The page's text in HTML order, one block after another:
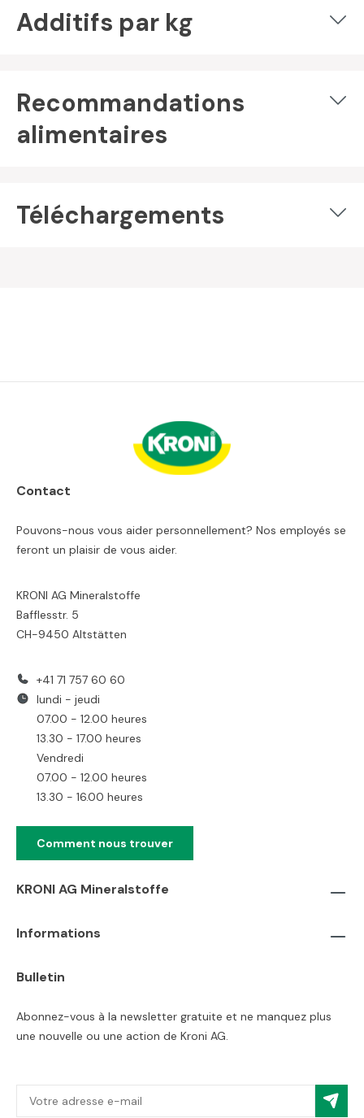
Additifs par kg
Recommandations
alimentaires
Téléchargements
Contact
Pouvons-nous vous aider personnellement? Nos employés se
feront un plaisir de vous aider.
KRONI AG Mineralstoffe
Bafflesstr. 5
CH-9450 Altstätten
+41 71 757 60 60
lundi - jeudi
07.00 - 12.00 heures
13.30 - 17.00 heures
Vendredi
07.00 - 12.00 heures
13.30 - 16.00 heures
Comment nous trouver
KRONI AG Mineralstoffe
Informations
Bulletin
Abonnez-vous à la newsletter gratuite et ne manquez plus
une nouvelle ou une action de Kroni AG.